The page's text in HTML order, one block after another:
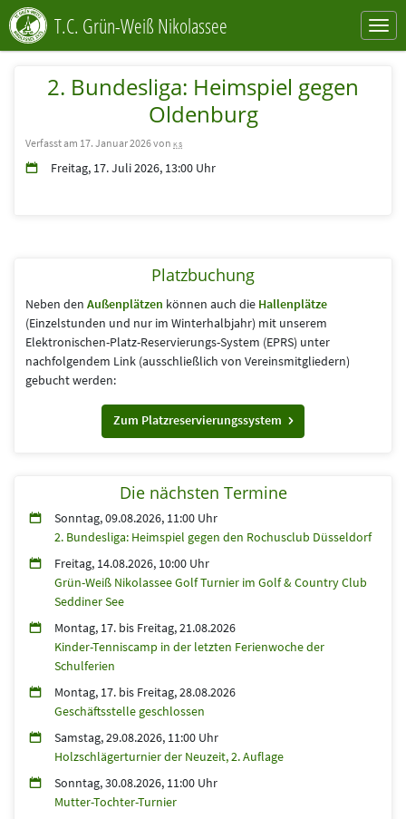
T.C. Grün-Weiß Nikolassee
2. Bundesliga: Heimspiel gegen
Oldenburg
Verfasst am 17. Januar 2026 von ks
Freitag, 17. Juli 2026, 13:00 Uhr
Platzbuchung
Neben den Außenplätzen können auch die Hallenplätze
(Einzelstunden und nur im Winterhalbjahr) mit unserem
Elektronischen-Platz-Reservierungs-System (EPRS) unter
nachfolgendem Link (aus­schließlich von Vereins­mitgliedern)
gebucht werden:
Zum Platzreservierungssystem
Die nächsten Termine
Sonntag, 09.08.2026, 11:00 Uhr
2. Bundesliga: Heimspiel gegen den Rochusclub Düsseldorf
Freitag, 14.08.2026, 10:00 Uhr
Grün-Weiß Nikolassee Golf Turnier im Golf & Country Club
Seddiner See
Montag, 17. bis Freitag, 21.08.2026
Kinder-Tenniscamp in der letzten Ferienwoche der
Schulferien
Montag, 17. bis Freitag, 28.08.2026
Geschäftsstelle geschlossen
Samstag, 29.08.2026, 11:00 Uhr
Holzschlägerturnier der Neuzeit, 2. Auflage
Sonntag, 30.08.2026, 11:00 Uhr
Mutter-Tochter-Turnier